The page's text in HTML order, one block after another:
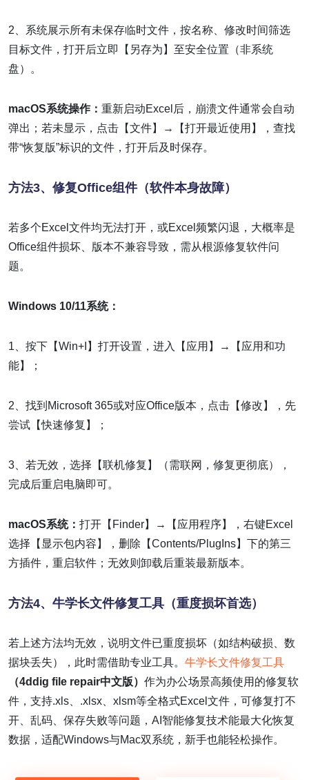
2、系统展示所有未保存临时文件，按名称、修改时间筛选
目标文件，打开后立即【另存为】至安全位置（非系统
盘）。
macOS系统操作： 重新启动Excel后，崩溃文件通常会自动
弹出；若未显示，点击【文件】→【打开最近使用】，查找
带“恢复版”标识的文件，打开后及时保存。
方法3、修复Office组件（软件本身故障）
若多个Excel文件均无法打开，或Excel频繁闪退，大概率是
Office组件损坏、版本不兼容导致，需从根源修复软件问
题。
Windows 10/11系统：
1、按下【Win+I】打开设置，进入【应用】→【应用和功
能】；
2、找到Microsoft 365或对应Office版本，点击【修改】，先
尝试【快速修复】；
3、若无效，选择【联机修复】（需联网，修复更彻底），
完成后重启电脑即可。
macOS系统： 打开【Finder】→【应用程序】，右键Excel
选择【显示包内容】，删除【Contents/PlugIns】下的第三
方插件，重启软件；无效则卸载后重装最新版本。
方法4、牛学长文件修复工具（重度损坏首选）
若上述方法均无效，说明文件已重度损坏（如结构破损、数
据块丢失），此时需借助专业工具。 牛学长文件修复工具
（4ddig file repair中文版） 作为办公场景高频使用的修复软
件，支持.xls、.xlsx、xlsm等全格式Excel文件，可修复打不
开、乱码、保存失败等问题，AI智能修复技术能最大化恢复
数据，适配Windows与Mac双系统，新手也能轻松操作。